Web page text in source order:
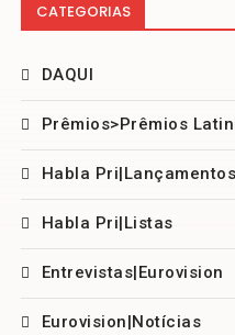
CATEGORIAS
DAQUI
Prêmios>Prêmios
Habla Pri|Lançamentos
Habla Pri|Listas
Entrevistas|Eurovision
Eurovision|Notícias